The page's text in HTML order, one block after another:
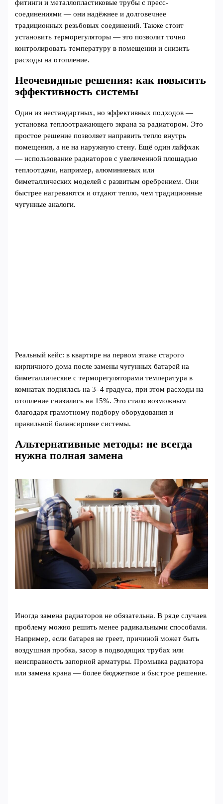
фитинги и металлопластиковые трубы с пресс-
соединениями — они надёжнее и долговечнее
традиционных резьбовых соединений. Также стоит
установить терморегуляторы — это позволит точно
контролировать температуру в помещении и снизить
расходы на отопление.
Неочевидные решения: как повысить
эффективность системы
Один из нестандартных, но эффективных подходов —
установка теплоотражающего экрана за радиатором. Это
простое решение позволяет направить тепло внутрь
помещения, а не на наружную стену. Ещё один лайфхак
— использование радиаторов с увеличенной площадью
теплоотдачи, например, алюминиевых или
биметаллических моделей с развитым оребрением. Они
быстрее нагреваются и отдают тепло, чем традиционные
чугунные аналоги.
Реальный кейс: в квартире на первом этаже старого
кирпичного дома после замены чугунных батарей на
биметаллические с терморегуляторами температура в
комнатах поднялась на 3–4 градуса, при этом расходы на
отопление снизились на 15%. Это стало возможным
благодаря грамотному подбору оборудования и
правильной балансировке системы.
Альтернативные методы: не всегда
нужна полная замена
Иногда замена радиаторов не обязательна. В ряде случаев
проблему можно решить менее радикальными способами.
Например, если батарея не греет, причиной может быть
воздушная пробка, засор в подводящих трубах или
неисправность запорной арматуры. Промывка радиатора
или замена крана — более бюджетное и быстрое решение.